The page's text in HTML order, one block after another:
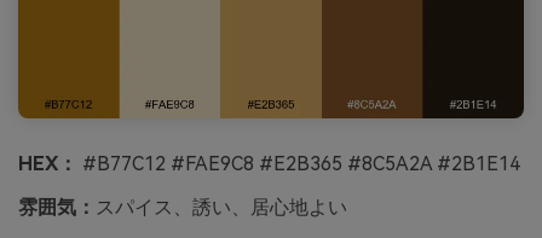
HEX： #B77C12 #FAE9C8 #E2B365 #8C5A2A #2B1E14
雰囲気： スパイス、誘い、居心地よい